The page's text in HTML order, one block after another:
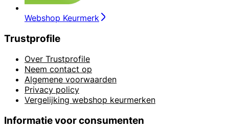
Webshop Keurmerk
Trustprofile
Over Trustprofile
Neem contact op
Algemene voorwaarden
Privacy policy
Vergelijking webshop keurmerken
Informatie voor consumenten